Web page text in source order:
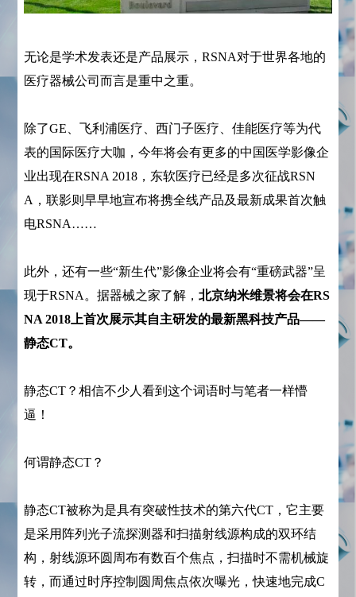
无论是学术发表还是产品展示，RSNA对于世界各地的
医疗器械公司而言是重中之重。
除了GE、飞利浦医疗、西门子医疗、佳能医疗等为代
表的国际医疗大咖，今年将会有更多的中国医学影像企
业出现在RSNA 2018，东软医疗已经是多次征战RSN
A，联影则早早地宣布将携全线产品及最新成果首次触
电RSNA……
此外，还有一些“新生代”影像企业将会有“重磅武器”呈
现于RSNA。据器械之家了解，北京纳米维景将会在RS
NA 2018上首次展示其自主研发的最新黑科技产品——
静态CT。
静态CT？相信不少人看到这个词语时与笔者一样懵
逼！
何谓静态CT？
静态CT被称为是具有突破性技术的第六代CT，它主要
是采用阵列光子流探测器和扫描射线源构成的双环结
构，射线源环圆周布有数百个焦点，扫描时不需机械旋
转，而通过时序控制圆周焦点依次曝光，快速地完成C